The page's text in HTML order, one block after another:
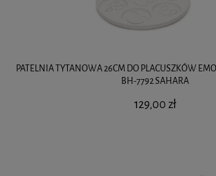
PATELNIA TYTANOWA 26CM DO PLACUSZKÓW
BH-7792 SAHARA
129,00 zł